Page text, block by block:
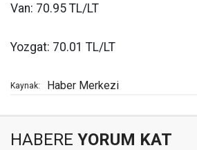
Van: 70.95 TL/LT
Yozgat: 70.01 TL/LT
Kaynak: Haber Merkezi
HABERE YORUM KAT